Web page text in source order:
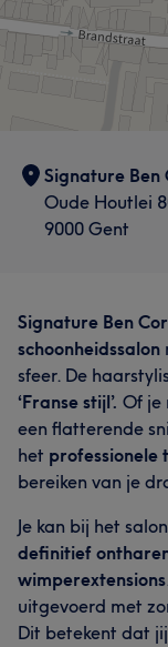
Signature Ben
Oude Houtlei
9000 Gent
Signature Ben
schoonheidssalon
sfeer. De
‘Franse stijl’. Of je
een flatterende
het professionele
bereiken van je
Je kan bij het
definitief
wimperextensions
uitgevoerd met
Dit betekent dat